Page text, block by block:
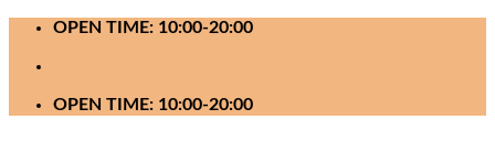
OPEN TIME: 10:00-20:00
OPEN TIME: 10:00-20:00